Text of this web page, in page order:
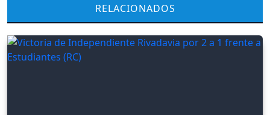
RELACIONADOS